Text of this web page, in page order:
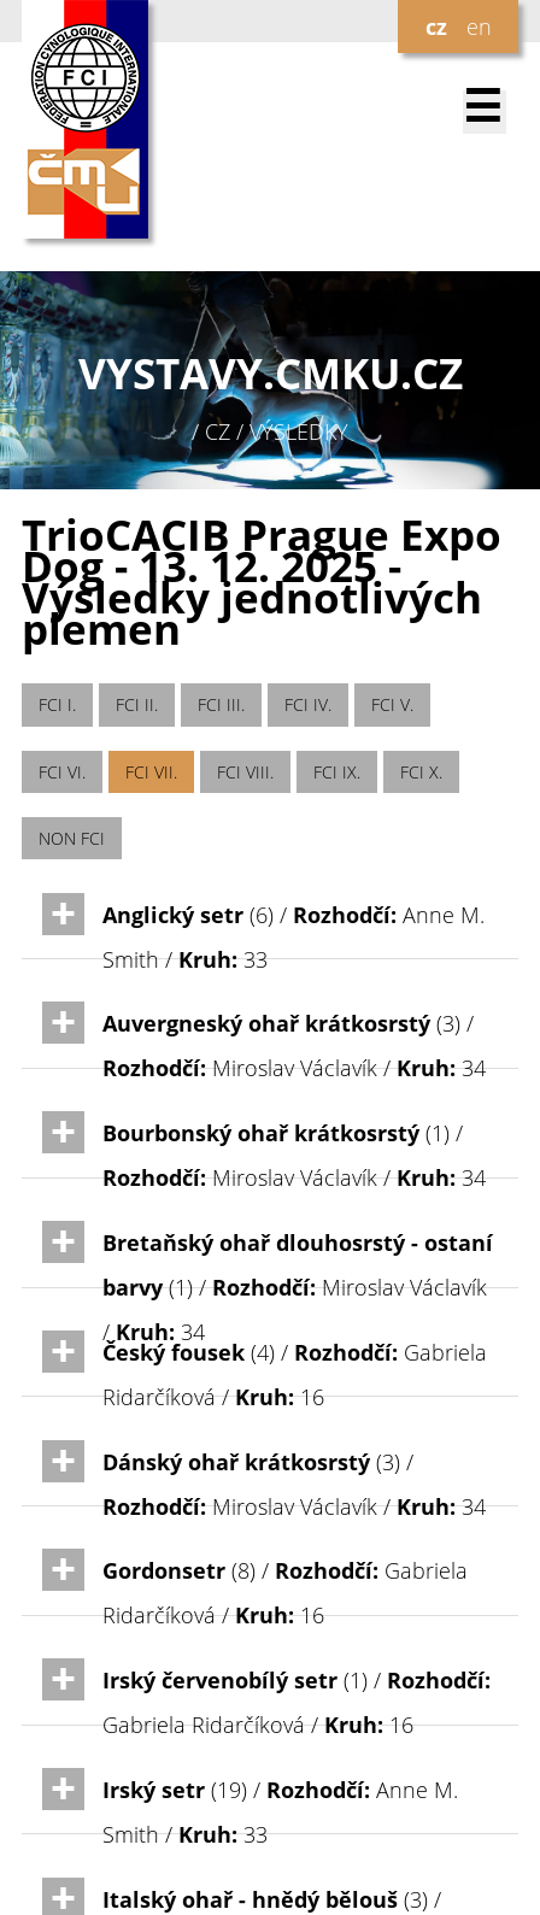
cz en
☰
VYSTAVY.CMKU.CZ
/ CZ / VÝSLEDKY
TrioCACIB Prague Expo
Dog - 13. 12. 2025 -
Výsledky jednotlivých
plemen
FCI I. FCI II. FCI III. FCI IV. FCI V.
FCI VI. FCI VII. FCI VIII. FCI IX. FCI X.
NON FCI
Anglický setr (6) / Rozhodčí: Anne M.
Smith /Kruh:33
Auvergneský ohař krátkosrstý (3) /
Rozhodčí:Miroslav Václavík /Kruh:34
Bourbonský ohař krátkosrstý (1) /
Rozhodčí:Miroslav Václavík /Kruh:34
Bretaňský ohař dlouhosrstý - ostaní
barvy(1) /Rozhodčí:Miroslav Václavík
/ Kruh: 34
Český fousek (4) / Rozhodčí: Gabriela
Ridarčíková /Kruh:16
Dánský ohař krátkosrstý (3) /
Rozhodčí:Miroslav Václavík /Kruh:34
Gordonsetr (8) / Rozhodčí: Gabriela
Ridarčíková /Kruh:16
Irský červenobílý setr (1) / Rozhodčí:
Gabriela Ridarčíková /Kruh:16
Irský setr (19) / Rozhodčí: Anne M.
Smith /Kruh:33
Italský ohař - hnědý bělouš (3) /